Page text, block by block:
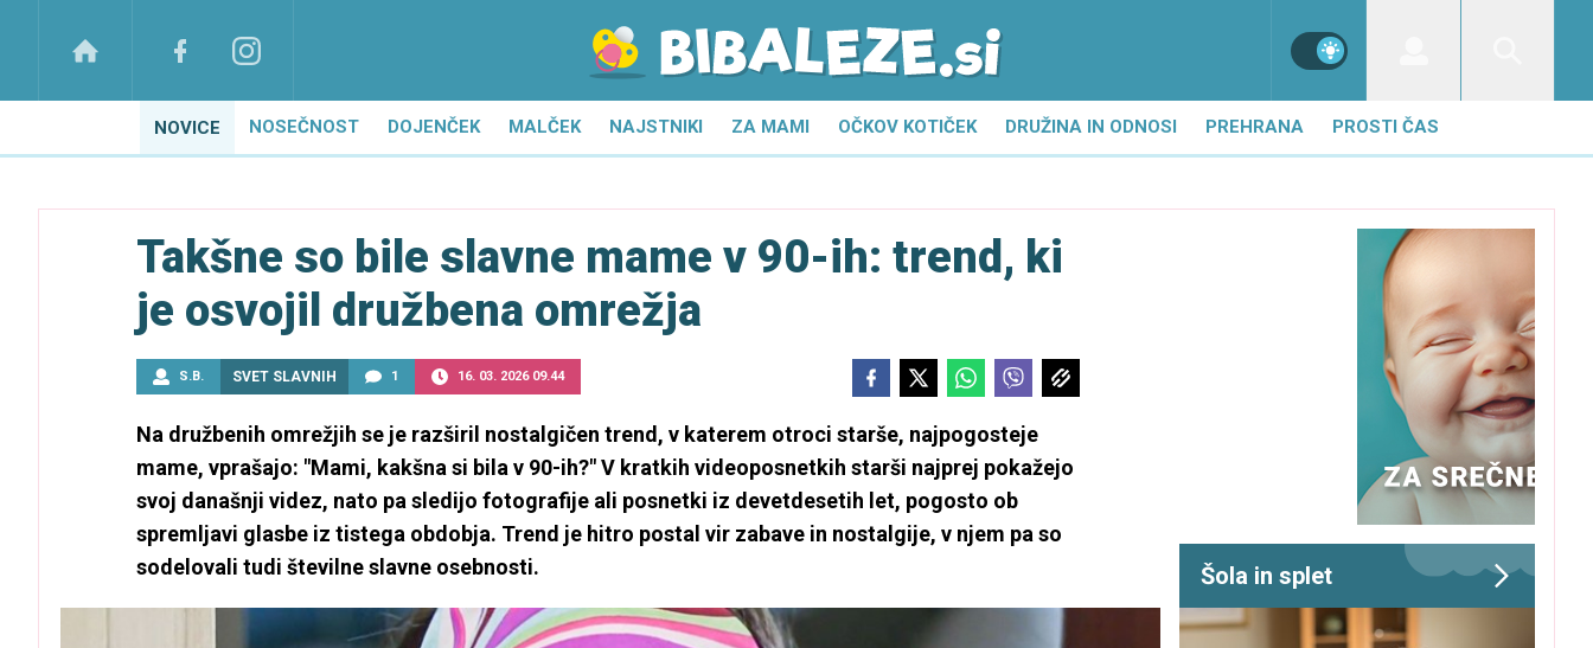
NOVICE NOSEČNOST DOJENČEK MALČEK NAJSTNIKI ZA MAMI OČKOV KOTIČEK DRUŽINA IN ODNOSI PREHRANA PROSTI ČAS
Takšne so bile slavne mame v 90-ih: trend, ki
je osvojil družbena omrežja
S.B. SVET SLAVNIH 1 16. 03. 2026 09.44
Na družbenih omrežjih se je razširil nostalgičen trend, v katerem otroci starše, najpogosteje
mame, vprašajo: "Mami, kakšna si bila v 90-ih?" V kratkih videoposnetkih starši najprej pokažejo
svoj današnji videz, nato pa sledijo fotografije ali posnetki iz devetdesetih let, pogosto ob
spremljavi glasbe iz tistega obdobja. Trend je hitro postal vir zabave in nostalgije, v njem pa so
sodelovali tudi številne slavne osebnosti.
Šola in splet